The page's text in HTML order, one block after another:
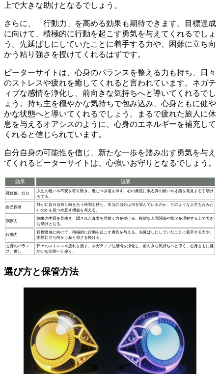
上で大きな助けとなるでしょう。
さらに、「 行動力 」を高める効果も期待できます。
目標達成
に向けて、積極的に行動を起こす勇気を与えてくれるでしょ
う。 先延ばしにしていたことに着手する力や、
困難に立ち向
かう粘り強さ を授けてくれるはずです。
ピーターサイトは、心身のバランスを整える力も持ち、
日々
のストレスや疲れを癒してくれる と言われています。ネガテ
ィブな感情を浄化し、前向きな気持ちへと導いてくれるでし
ょう。持ち主を穏やかな気持ちで包み込み、 心身ともに健や
かな状態へと導いてくれるでしょう。まるで疲れた旅人に休
息を与えるオアシスのように、 心身のエネルギーを補充して
くれると信じられています。
自分自身の可能性を信じ、新たな一歩を踏み出す勇気を与え
てくれる ピーターサイトは、心強いお守りとなるでしょう。
効果 説明
羅針盤、灯台
人生の迷いや不安を取り除き、進むべき道を示す。心の奥底に眠る真の願いや才能を発見する手助け
をする。
自己探求
静かに自分自身と向き合う時間を持ち、本当の自分は何を望んでいるのか、どのような人生を歩みた
いのかを見つめ直す機会を与える。
洞察力
物事の本質を見抜き、隠された真実を見抜く力を授ける。複雑な人間関係や状況を理解する上で大き
な助けとなる。
行動力
目標達成に向けて、積極的に行動を起こす勇気を与える。先延ばしにしていたことに着手する力や、
困難に立ち向かう粘り強さを授ける。
心身のバラン
ス、癒し
日々のストレスや疲れを癒す。ネガティブな感情を浄化し、前向きな気持ちへと導く。心身ともに健
やかな状態へと導く。
選び方と保管方法